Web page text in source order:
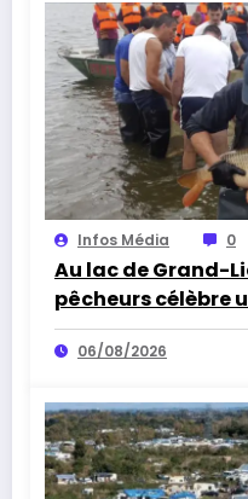
Infos Média 0
Au lac de Grand-
pêcheurs célèbre
par les cormorans
06/08/2026